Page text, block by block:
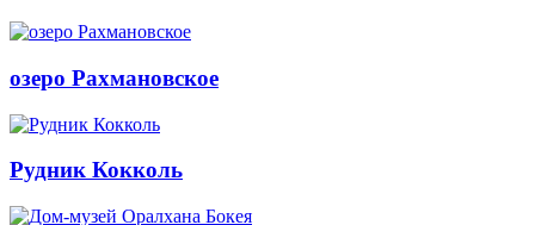
озеро Рахмановское
Рудник Кокколь